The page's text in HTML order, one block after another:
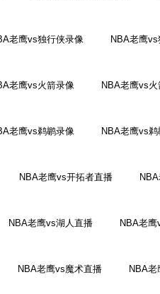
老鹰vs独行侠录像 NBA老鹰
老鹰vs火箭录像 NBA老鹰vs火
老鹰vs鹈鹕录像 NBA老鹰vs鹈
NBA老鹰vs开拓者直播
NBA老鹰vs湖人直播 NBA老
NBA老鹰vs魔术直播 NBA